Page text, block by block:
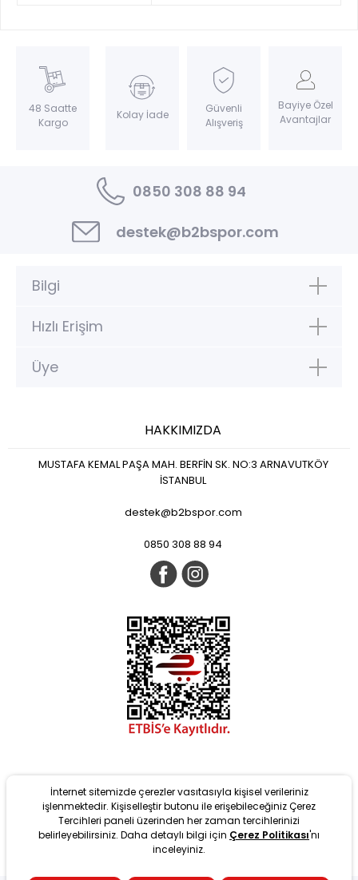
Yeni
48 Saatte
Kargo
Kolay İade
Güvenli
Alışveriş
Bayiye Özel
Avantajlar
0850 308 88 94
destek@b2bspor.com
Bilgi
Hızlı Erişim
Üye
HAKKIMIZDA
MUSTAFA KEMAL PAŞA MAH. BERFİN SK. NO:3 ARNAVUTKÖY
İSTANBUL
destek@b2bspor.com
0850 308 88 94
tarafından T-Soft Altyapısıyla geliştirilmiştir. #OD 2022 Copyright
İnternet sitemizde çerezler vasıtasıyla kişisel verileriniz
işlenmektedir. Kişiselleştir butonu ile erişebileceğiniz Çerez
Tercihleri paneli üzerinden her zaman tercihlerinizi
belirleyebilirsiniz. Daha detaylı bilgi için Çerez Politikası'nı
inceleyiniz.